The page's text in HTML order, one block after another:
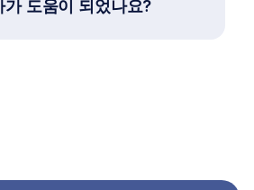
가 도움이 되었나요?